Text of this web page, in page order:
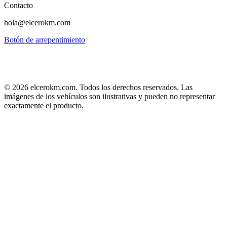
Contacto
hola@elcerokm.com
Botón de arrepentimiento
© 2026 elcerokm.com. Todos los derechos reservados. Las
imágenes de los vehículos son ilustrativas y pueden no representar
exactamente el producto.